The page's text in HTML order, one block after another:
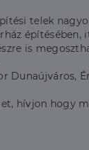
telek
is
Dunaújváros,
hívjon hogy